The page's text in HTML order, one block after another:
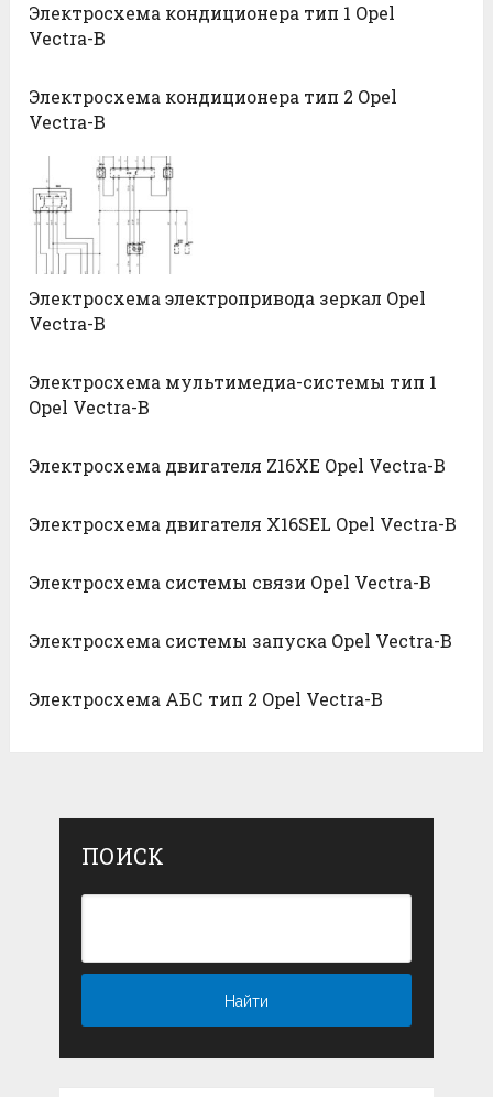
Электросхема кондиционера тип 1 Opel
Vectra-B
Электросхема кондиционера тип 2 Opel
Vectra-B
Электросхема электропривода зеркал Opel
Vectra-B
Электросхема мультимедиа-системы тип 1
Opel Vectra-B
Электросхема двигателя Z16XE Opel Vectra-B
Электросхема двигателя X16SEL Opel Vectra-B
Электросхема системы связи Opel Vectra-B
Электросхема системы запуска Opel Vectra-B
Электросхема АБС тип 2 Opel Vectra-B
ПОИСК